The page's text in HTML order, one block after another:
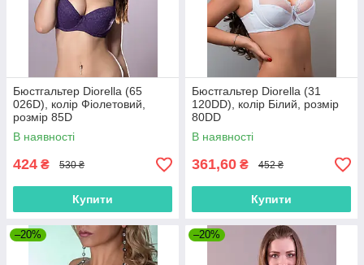
Бюстгальтер Diorella (65
026D), колір Фіолетовий,
розмір 85D
В наявності
424 ₴ 530 ₴
Купити
Бюстгальтер Diorella (31
120DD), колір Білий, розмір
80DD
В наявності
361,60 ₴ 452 ₴
Купити
–20% –20%